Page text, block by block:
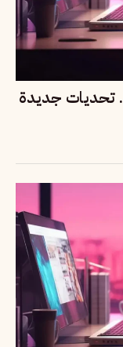
تحديات جديدة